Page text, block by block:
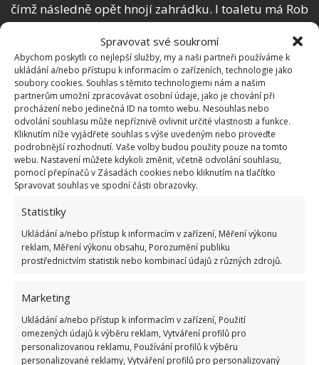
Spravovat své soukromí
Abychom poskytli co nejlepší služby, my a naši partneři používáme k
ukládání a/nebo přístupu k informacím o zařízeních, technologie jako
soubory cookies. Souhlas s těmito technologiemi nám a našim
partnerům umožní zpracovávat osobní údaje, jako je chování při
procházení nebo jedinečná ID na tomto webu. Nesouhlas nebo
odvolání souhlasu může nepříznivě ovlivnit určité vlastnosti a funkce.
Kliknutím níže vyjádřete souhlas s výše uvedeným nebo proveďte
podrobnější rozhodnutí. Vaše volby budou použity pouze na tomto
webu. Nastavení můžete kdykoli změnit, včetně odvolání souhlasu,
pomocí přepínačů v Zásadách cookies nebo kliknutím na tlačítko
Spravovat souhlas ve spodní části obrazovky.
Statistiky
Ukládání a/nebo přístup k informacím v zařízení, Měření výkonu
reklam, Měření výkonu obsahu, Porozumění publiku
prostřednictvím statistik nebo kombinací údajů z různých zdrojů.
Marketing
Ukládání a/nebo přístup k informacím v zařízení, Použití
omezených údajů k výběru reklam, Vytváření profilů pro
personalizovanou reklamu, Používání profilů k výběru
personalizované reklamy, Vytváření profilů pro personalizovaný
čímž následně opět hnojí zahrádku. I toaletu má Rob
Zdroj:Positive Vibration